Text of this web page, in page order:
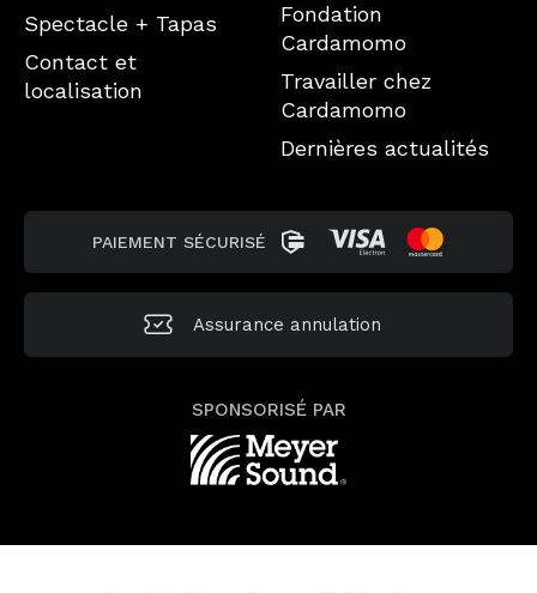
Spectacle + Tapas
Contact et
localisation
Fondation
Cardamomo
Travailler chez
Cardamomo
Dernières actualités
PAIEMENT SÉCURISÉ
Assurance annulation
SPONSORISÉ PAR